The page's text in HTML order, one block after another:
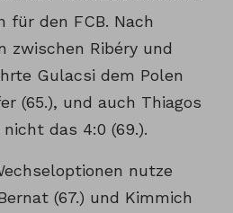
für den FCB. Nach
zwischen Ribéry und
Gulacsi dem Polen
(65.), und auch Thiagos
das 4:0 (69.).
nutze
(67.) und Kimmich